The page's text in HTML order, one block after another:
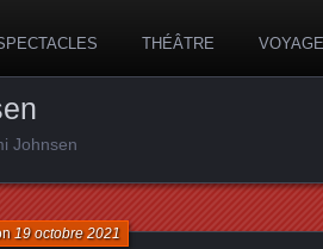
THÉÂTRE
Johnsen
19 octobre 2021